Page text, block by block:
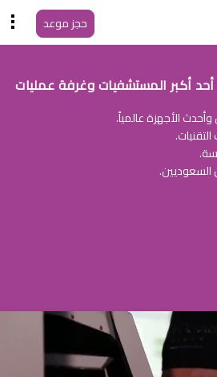
حجز موعد
أكبر المستشفيات وغرفة عمليات
الأجهزة عالمياً.
السعوديين.